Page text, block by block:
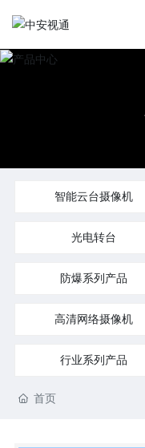
网站首页
产品中心
案例与应用
服务支持
智能云台摄像机
光电转台
防爆系列产品
高清网络摄像机
行业系列产品
首页